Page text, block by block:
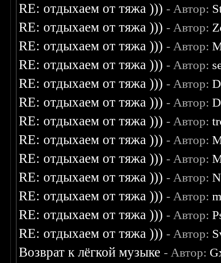
RE: отдыхаем от тяжа ))) - Автор:
RE: отдыхаем от тяжа ))) - Автор:
RE: отдыхаем от тяжа ))) - Автор:
RE: отдыхаем от тяжа ))) - Автор:
RE: отдыхаем от тяжа ))) - Автор:
RE: отдыхаем от тяжа ))) - Автор:
RE: отдыхаем от тяжа ))) - Автор:
RE: отдыхаем от тяжа ))) - Автор:
RE: отдыхаем от тяжа ))) - Автор:
RE: отдыхаем от тяжа ))) - Автор:
RE: отдыхаем от тяжа ))) - Автор:
RE: отдыхаем от тяжа ))) - Автор:
RE: отдыхаем от тяжа ))) - Автор:
Возврат к лёгкой музыке - Автор: